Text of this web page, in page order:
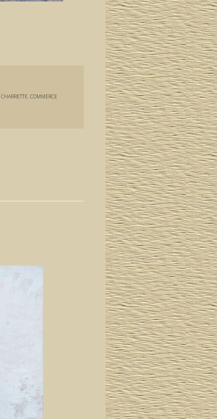
CHARRETTE, COMMERCE